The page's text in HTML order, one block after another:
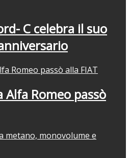
C celebra il suo
Alfa Romeo passò